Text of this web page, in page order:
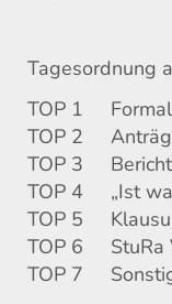
Tagesordnung
TOP 1
TOP 2
TOP 3
TOP 4 „Ist
TOP 5
TOP 6 StuRa
TOP 7